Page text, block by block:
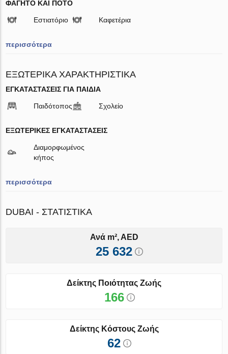
ΦΑΓΗΤΌ ΚΑΙ ΠΟΤΌ
Εστιατόριο Καφετέρια
περισσότερα
ΕΞΩΤΕΡΙΚΆ ΧΑΡΑΚΤΗΡΙΣΤΙΚΆ
ΕΓΚΑΤΑΣΤΆΣΕΙΣ ΓΙΑ ΠΑΙΔΙΆ
Παιδότοπος Σχολείο
ΕΞΩΤΕΡΙΚΈΣ ΕΓΚΑΤΑΣΤΆΣΕΙΣ
Διαμορφωμένος
κήπος
περισσότερα
DUBAI - ΣΤΑΤΙΣΤΙΚΆ
Ανά m², AED
25 632
Δείκτης Ποιότητας Ζωής
166
Δείκτης Κόστους Ζωής
62